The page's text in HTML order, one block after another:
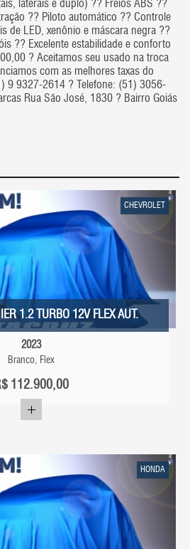
laterais e duplo) ?? Freios ABS ??
?? Piloto automático ?? Controle
de LED, xenônio e máscara negra ??
?? Excelente estabilidade e conforto
? Aceitamos seu usado na troca
com as melhores taxas do
9 9327-2614 ? Telefone: (51) 3056-
Rua São José, 1830 ? Bairro Goiás
CHEVROLET
1.2 TURBO 12V FLEX AUT.
2023
Branco, Flex
112.900,00
HONDA